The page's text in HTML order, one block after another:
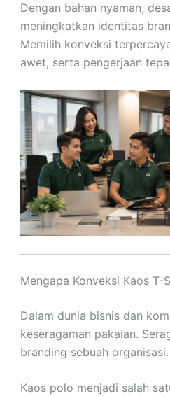
Dengan bahan nyaman,
meningkatkan identitas
Memilih konveksi
awet, serta pengerjaan
Mengapa Konveksi Kaos
Dalam dunia bisnis dan
keseragaman pakaian.
branding sebuah organisasi.
Kaos polo menjadi salah